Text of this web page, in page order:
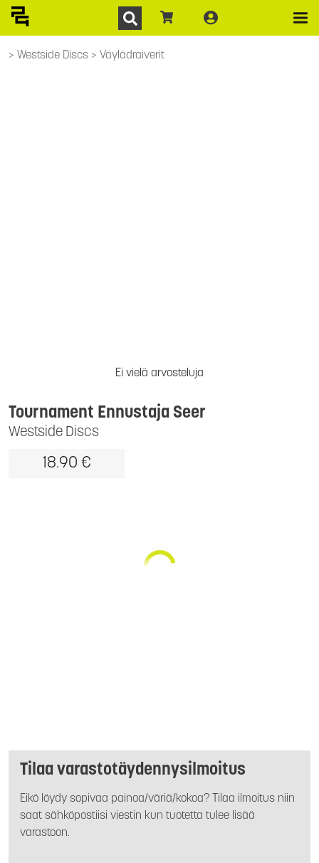
Westside Discs Väylädraiverit
Ei vielä arvosteluja
Westside Discs
Tournament Ennustaja Seer
18.90 €
Tilaa varastotäydennysilmoitus
Eikö löydy sopivaa painoa/väriä/kokoa? Tilaa ilmoitus niin
saat sähköpostiisi viestin kun tuotetta tulee lisää
varastoon.